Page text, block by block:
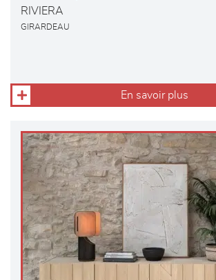
RIVIERA
GIRARDEAU
En savoir plus